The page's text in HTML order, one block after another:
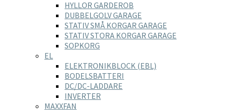
HYLLOR GARDEROB
DUBBELGOLV GARAGE
STATIV SMÅ KORGAR GARAGE
STATIV STORA KORGAR GARAGE
SOPKORG
EL
ELEKTRONIKBLOCK (EBL)
BODELSBATTERI
DC/DC-LADDARE
INVERTER
MAXXFAN